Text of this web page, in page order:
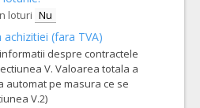
loturi Nu
(fara TVA)
despre contractele
V. Valoarea totala a
automat pe masura ce se
V.2)